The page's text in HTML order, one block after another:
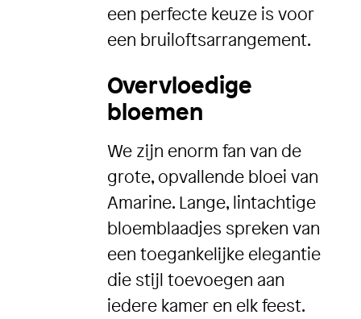
een perfecte keuze is voor
een bruiloftsarrangement.
Overvloedige
bloemen
We zijn enorm fan van de
grote, opvallende bloei van
Amarine. Lange, lintachtige
bloemblaadjes spreken van
een toegankelijke elegantie
die stijl toevoegen aan
iedere kamer en elk feest.